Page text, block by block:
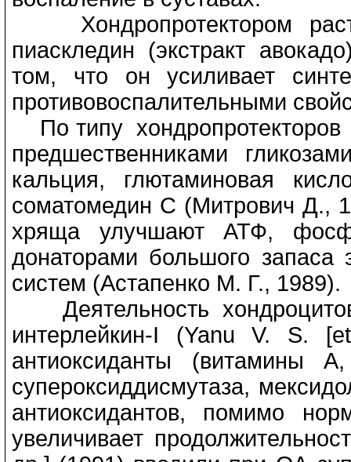
Хондропротектором
пиаскледин (экстракт
том, что он усиливает
противовоспалительными
По типу хондропротекторов
предшественниками
кальция, глютаминовая
соматомедин С (Митрович Д.,
хряща улучшают АТФ,
донаторами большого запаса
систем (Астапенко М. Г., 1989).
Деятельность
интерлейкин-I (Yanu V. S.
антиоксиданты (витамины
супероксиддисмутаза,
антиоксидантов, помимо
увеличивает